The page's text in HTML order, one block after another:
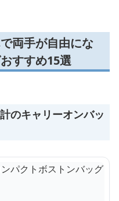
両手が自由にな
すすめ15選
のキャリーオンバッ